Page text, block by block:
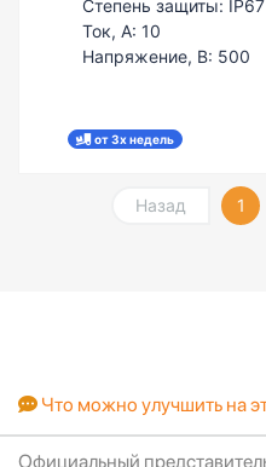
Степень защиты: IP67
Ток, А: 10
Напряжение, В: 500
от 3х недель
Назад 1
Что можно улучшить на
Официальный